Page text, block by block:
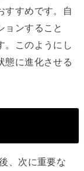
すすめです。自
ョンすること
。このようにし
態に進化させる
、次に重要な